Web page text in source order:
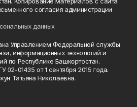
согласия администрации
данных
Управлением Федеральной службы
информационных технологий и
по Республике Башкортостан.
01435 от 1 сентября 2015 года.
Татьяна Николаевна.